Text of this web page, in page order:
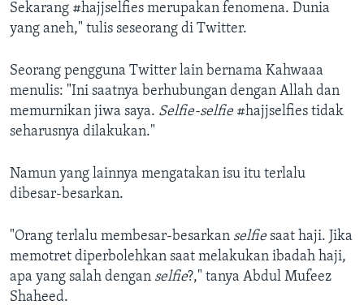
Sekarang #hajjselfies merupakan fenomena. Dunia
yang aneh," tulis seseorang di Twitter.
Seorang pengguna Twitter lain bernama Kahwaaa
menulis: "Ini saatnya berhubungan dengan Allah dan
memurnikan jiwa saya. Selfie-selfie#hajjselfies tidak
seharusnya dilakukan."
Namun yang lainnya mengatakan isu itu terlalu
dibesar-besarkan.
"Orang terlalu membesar-besarkan selfiesaat haji. Jika
memotret diperbolehkan saat melakukan ibadah haji,
apa yang salah dengan selfie?," tanya Abdul Mufeez
Shaheed.